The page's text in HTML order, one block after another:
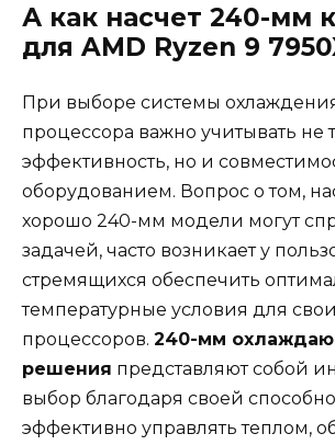
А как насчет 240-мм
для AMD Ryzen 9
При выборе системы
процессора важно учитывать не
эффективность, но и
оборудованием. Вопрос о том,
хорошо 240-мм модели могут
задачей, часто возникает у
стремящихся обеспечить
температурные условия для
процессоров. 240-мм
решения представляют собой
выбор благодаря своей
эффективно управлять теплом,